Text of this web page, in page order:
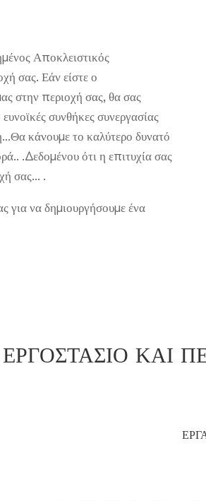
Αποκλειστικός
σας. Εάν είστε ο
στην περιοχή σας, θα σας
συνθήκες συνεργασίας
κάνουμε το καλύτερο δυνατό
.Δεδομένου ότι η επιτυχία σας
σας… .
για να δημιουργήσουμε ένα
ΕΡΓΟΣΤΆΣΙΟ ΚΑΙ